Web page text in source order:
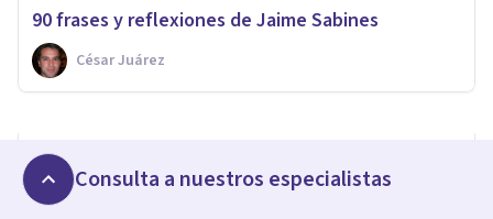
90 frases y reflexiones de Jaime Sabines
César Juárez
Margaret Mead
Xavier Molina
Las 70 mejores frases y reflexiones de Charles
Darwin
Consulta a nuestros especialistas